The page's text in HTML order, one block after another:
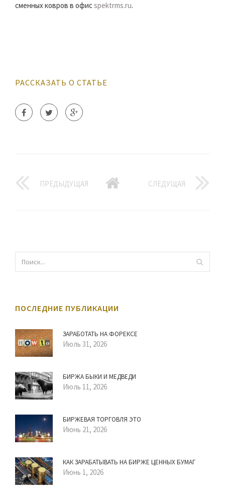
сменных ковров в офисspektrms.ru.
РАССКАЗАТЬ О СТАТЬЕ
ПРЕДЫДУЩАЯ СЛЕДУЩАЯ
ПОСЛЕДНИЕ ПУБЛИКАЦИИ
ЗАРАБОТАТЬ НА ФОРЕКСЕ
Июль 31, 2026
БИРЖА БЫКИ И МЕДВЕДИ
Июль 11, 2026
БИРЖЕВАЯ ТОРГОВЛЯ ЭТО
Июнь 21, 2026
КАК ЗАРАБАТЫВАТЬ НА БИРЖЕ ЦЕННЫХ БУМАГ
Июнь 1, 2026